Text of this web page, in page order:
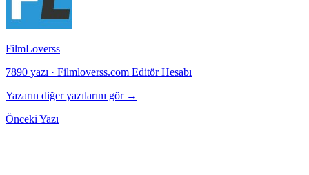
FilmLoverss
7890 yazı · Filmloverss.com Editör Hesabı
Yazarın diğer yazılarını gör →
Önceki Yazı